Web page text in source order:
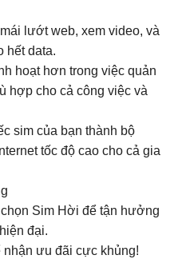
lướt web, xem video, và
hết data.
hoạt hơn trong việc quản
hợp cho cả công việc và
sim của bạn thành bộ
tốc độ cao cho cả gia
Sim Hời để tận hưởng
đại.
nhận ưu đãi cực khủng!